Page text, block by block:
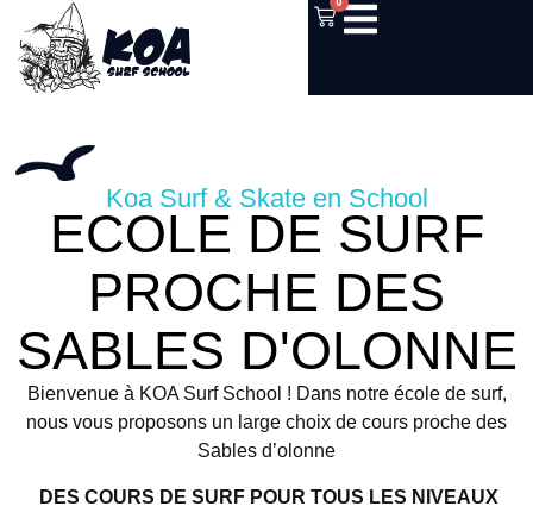
Koa Surf & Skate en School
ECOLE DE SURF
PROCHE DES
SABLES D'OLONNE
Bienvenue à KOA Surf School ! Dans notre école de surf,
nous vous proposons un large choix de cours proche des
Sables d’olonne
DES COURS DE SURF POUR TOUS LES NIVEAUX